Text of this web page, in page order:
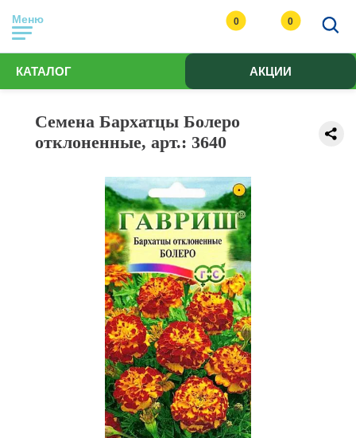
Меню 0 0
КАТАЛОГ АКЦИИ
Семена Бархатцы Болеро
отклоненные, арт.: 3640